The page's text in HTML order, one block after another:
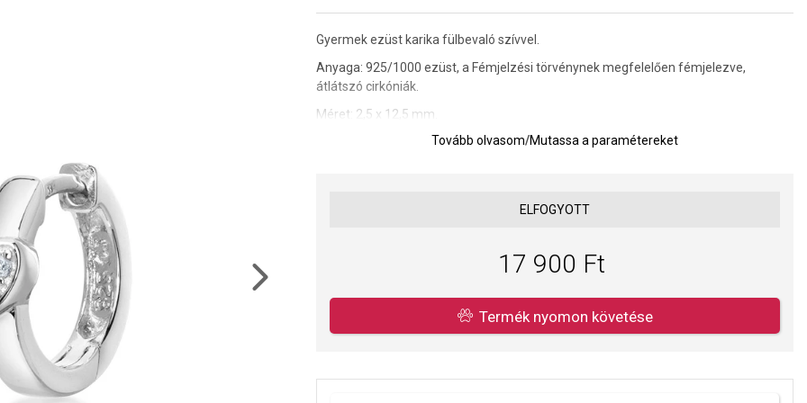
Gyermek ezüst karika fülbevaló szívvel.
Anyaga: 925/1000 ezüst, a Fémjelzési törvénynek megfelelően fémjelezve,
átlátszó cirkóniák.
Méret: 2,5 x 12,5 mm.
Tovább olvasom/Mutassa a paramétereket
ELFOGYOTT
17 900 Ft
Termék nyomon követése